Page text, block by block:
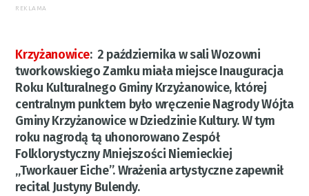
REKLAMA
Krzyżanowice: 2 października w sali Wozowni
tworkowskiego Zamku miała miejsce Inauguracja
Roku Kulturalnego Gminy Krzyżanowice, której
centralnym punktem było wręczenie Nagrody Wójta
Gminy Krzyżanowice w Dziedzinie Kultury. W tym
roku nagrodą tą uhonorowano Zespół
Folklorystyczny Mniejszości Niemieckiej
„Tworkauer Eiche”. Wrażenia artystyczne zapewnił
recital Justyny Bulendy.